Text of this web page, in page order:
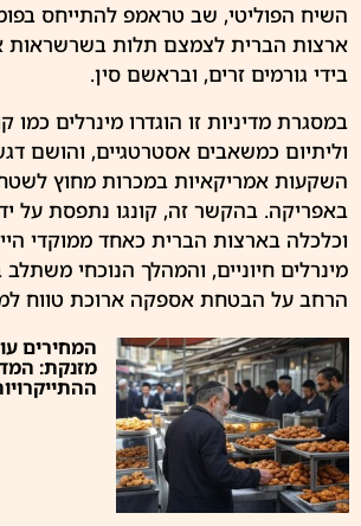
השיח הפוליטי, שב טראמפ להתייחס
ארצות הברית לצמצם תלות
בידי גורמים זרים, ובראשם סין.
במסגרת מדיניות זו הוגדרו מינרלים כמו
וליתיום כמשאבים אסטרטגיים, והושם
השקעות אמריקאיות במכרות מחוץ
באפריקה. בהקשר זה, קונגו נתפסת על
וכלכלה בארצות הברית כאחד ממוקדי
מינרלים חיוניים, והמהלך הנוכחי משתלב
הרחב על הבטחת אספקה ארוכת טווח
המחירים
מזנקת: